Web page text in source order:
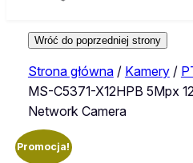
Strona główna/ Kamery/
MS-C5371-X12HPB 5Mpx
Network Camera
Promocja!